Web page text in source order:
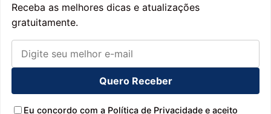
Receba as melhores dicas e atualizações
gratuitamente.
Quero Receber
Eu concordo com a Política de Privacidade e aceito